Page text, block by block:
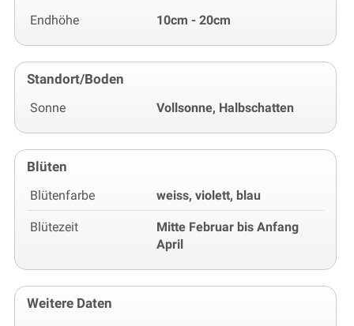
Endhöhe 10cm - 20cm
Standort/Boden
Sonne Vollsonne, Halbschatten
Blüten
Blütenfarbe weiss, violett, blau
Blütezeit
Mitte Februar bis Anfang
April
Weitere Daten